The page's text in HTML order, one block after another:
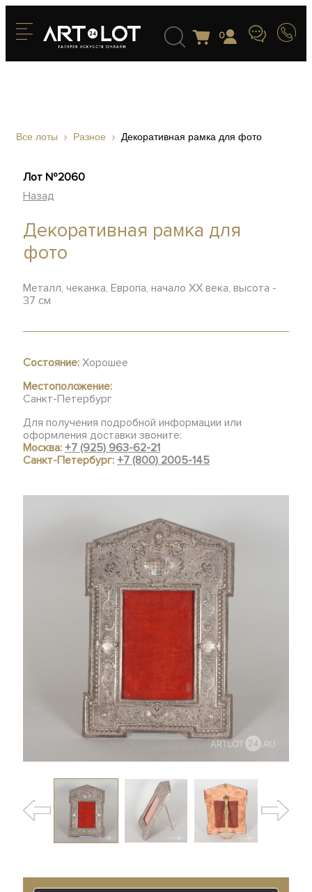
0
Все лоты Разное Декоративная рамка для фото
Лот №2060
Назад
Декоративная рамка для
фото
Металл, чеканка, Европа, начало XX века, высота -
37 см
Состояние: Хорошее
Местоположение:
Санкт-Петербург
Для получения подробной информации или
оформления доставки звоните:
Москва:+7 (925) 963-62-21
Санкт-Петербург:+7 (800) 2005-145